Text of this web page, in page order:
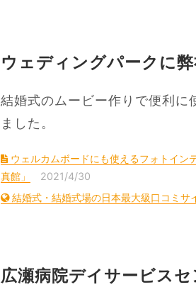
ウェディングパークに
結婚式のムービー作りで便利に
ました。
ウェルカムボードにも使えるフォトイン
真館」
2021/4/30
結婚式・結婚式場の日本最大級口コミサ
広瀬病院デイサービス